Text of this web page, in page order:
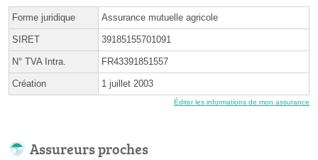
Forme juridique Assurance mutuelle agricole
SIRET 39185155701091
N° TVA Intra. FR43391851557
Création 1 juillet 2003
Éditer les informations de mon assurance
Assureurs proches